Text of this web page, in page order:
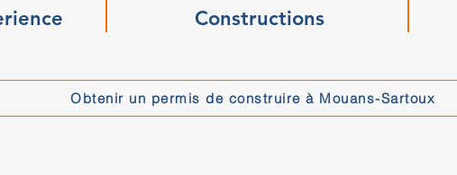
Constructions
Obtenir un permis de construire à Mouans-Sartoux